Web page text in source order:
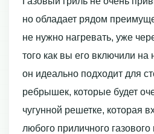
но обладает рядом
не нужно нагревать, уже
того как вы его включили
он идеально подходит для
ребрышек, которые будет
чугунной решетке, которая
любого приличного газового